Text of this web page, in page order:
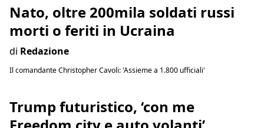
Nato, oltre 200mila soldati russi
morti o feriti in Ucraina
di Redazione
Il comandante Christopher Cavoli: 'Assieme a 1.800 ufficiali'
Trump futuristico, ‘con me